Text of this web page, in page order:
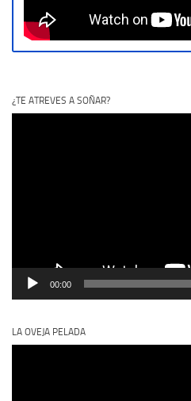
¿TE ATREVES A SOÑAR?
00:00
LA OVEJA PELADA